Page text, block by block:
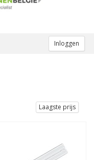
Inloggen
Laagste prijs
3000K Warmwit(2)